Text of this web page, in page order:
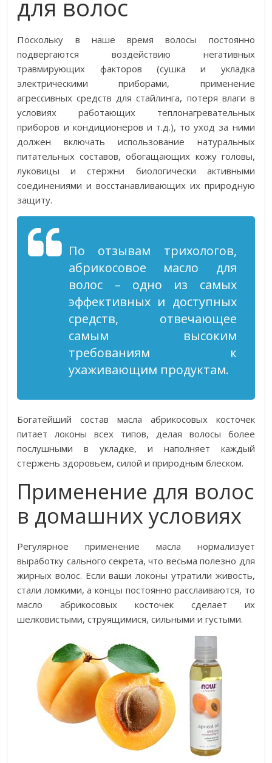
для волос
Поскольку в наше время волосы постоянно
подвергаются воздействию негативных
травмирующих факторов (сушка и укладка
электрическими приборами, применение
агрессивных средств для стайлинга, потеря влаги в
условиях работающих теплонагревательных
приборов и кондиционеров и т.д.), то уход за ними
должен включать использование натуральных
питательных составов, обогащающих кожу головы,
луковицы и стержни биологически активными
соединениями и восстанавливающих их природную
защиту.
По отзывам трихологов,
абрикосовое масло для
волос – одно из самых
эффективных и доступных
средств, отвечающее
самым высоким
требованиям к
ухаживающим продуктам.
Богатейший состав масла абрикосовых косточек
питает локоны всех типов, делая волосы более
послушными в укладке, и наполняет каждый
стержень здоровьем, силой и природным блеском.
Применение для волос
в домашних условиях
Регулярное применение масла нормализует
выработку сального секрета, что весьма полезно для
жирных волос. Если ваши локоны утратили живость,
стали ломкими, а концы постоянно расслаиваются, то
масло абрикосовых косточек сделает их
шелковистыми, струящимися, сильными и густыми.